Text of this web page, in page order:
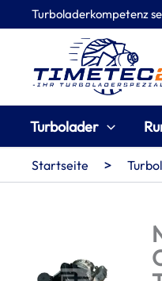
Turboladerkompetenz
Turbolader
Inhalt
Startseite >